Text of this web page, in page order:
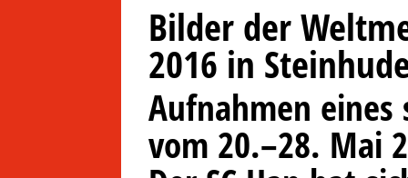
Bilder der
2016 in
Aufnahmen eines
vom 20.–28. Mai